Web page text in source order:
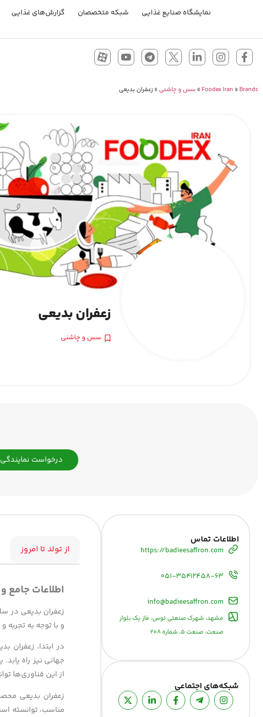
نمایشگاه صنایع غذایی شبکه متخصصان گزارش‌های غذایی
Foodex Iran » Brands
» سس و چاشنی » زعفران بدیعی
زعفران بدیعی
سس و چاشنی
درخواست نمایندگی
اطلاعات تماس
https://badieesaffron.com
۰۵۱-۳۵۴۱۲۴۵۸-۶۳
info@badieesaffron.com
مشهد، شهرک صنعتی توس، فاز یک بلوار
صنعت، صنعت ۵، شماره ۲۰۸
شبکه‌های اجتماعی
از تولد تا امروز
اطلاعات جامع
و با توجه به
در ابتدا، زعفران
جهانی نیز راه
از این فناوری‌ها
مناسب، توانسته